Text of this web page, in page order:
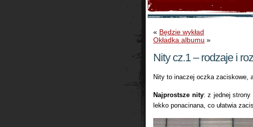
« Będzie wykład
Okładka albumu »
Nity cz.1 – rodzaje i
Nity to inaczej oczka zaciskowe,
Najprostsze nity: z jednej strony
lekko ponacinana, co ułatwia